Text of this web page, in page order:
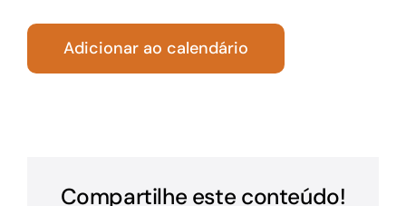
Adicionar ao calendário
Compartilhe este conteúdo!